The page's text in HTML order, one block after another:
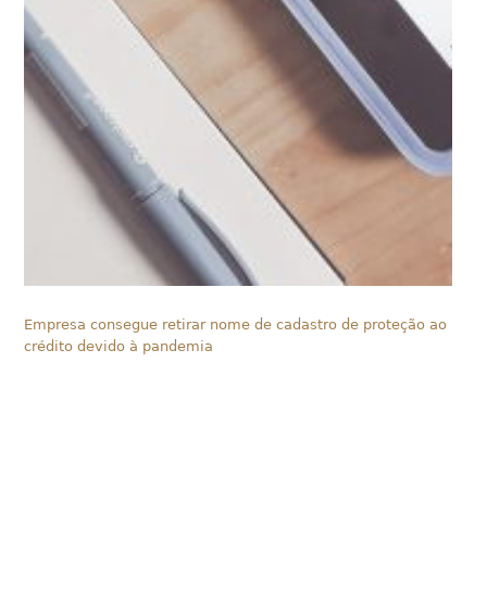
Empresa consegue retirar nome de cadastro de proteção ao
crédito devido à pandemia